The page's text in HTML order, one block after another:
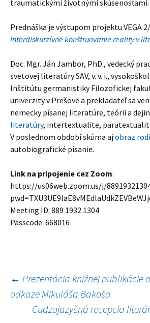
traumatickými životnými skúsenosťami.
Prednáška je výstupom projektu VEGA
Interdiskurzívne konštruovanie reality v
Doc. Mgr. Ján Jambor, PhD., vedecký
svetovej literatúry SAV, v. v. i.,
Inštitútu germanistiky Filozofickej
univerzity v Prešove a prekladateľ sa
nemecky písanej literatúre, teórii a
literatúry, intertextualite,
V poslednom období skúma aj obraz
autobiografické písanie.
Link na pripojenie cez Zoom:
https://us06web.zoom.us/j/
Meeting ID: 889 1932 1304
Passcode: 668016
Navigácia
← Prezentácia knižnej publikácie
odkaze Mikuláša Bakoša
Cudzojazyčná recepcia